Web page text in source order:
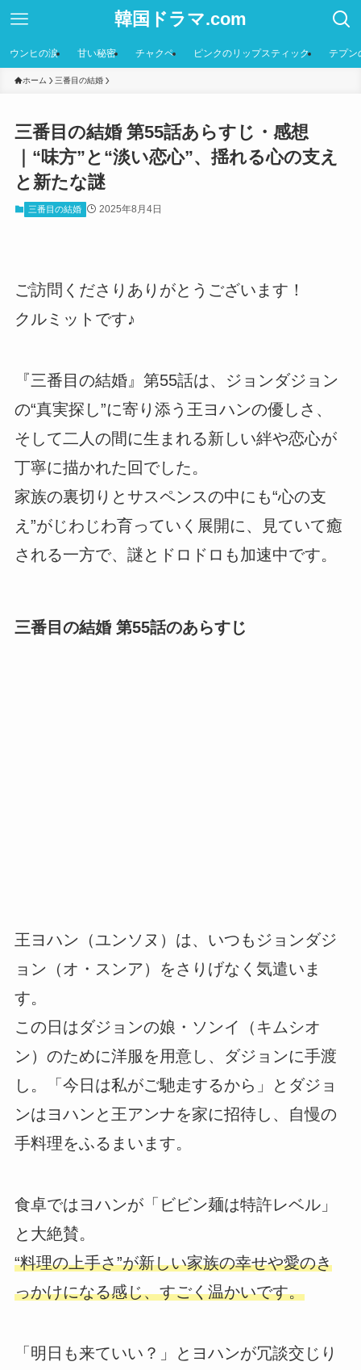
韓国ドラマ.com
ウンヒの涙 甘い秘密 チャクペ ピンクのリップスティック テプン
ホーム 三番目の結婚
三番目の結婚 第55話あらすじ・感想
｜“味方”と“淡い恋心”、揺れる心の支え
と新たな謎
三番目の結婚 2025年8月4日
ご訪問くださりありがとうございます！
クルミットです♪
『三番目の結婚』第55話は、ジョンダジョン
の“真実探し”に寄り添う王ヨハンの優しさ、
そして二人の間に生まれる新しい絆や恋心が
丁寧に描かれた回でした。
家族の裏切りとサスペンスの中にも“心の支
え”がじわじわ育っていく展開に、見ていて癒
される一方で、謎とドロドロも加速中です。
三番目の結婚 第55話のあらすじ
王ヨハン（ユンソヌ）は、いつもジョンダジ
ョン（オ・スンア）をさりげなく気遣いま
す。
この日はダジョンの娘・ソンイ（キムシオ
ン）のために洋服を用意し、ダジョンに手渡
し。「今日は私がご馳走するから」とダジョ
ンはヨハンと王アンナを家に招待し、自慢の
手料理をふるまいます。
食卓ではヨハンが「ビビン麺は特許レベル」
と大絶賛。
“料理の上手さ”が新しい家族の幸せや愛のき
っかけになる感じ、すごく温かいです。
「明日も来ていい？」とヨハンが冗談交じり